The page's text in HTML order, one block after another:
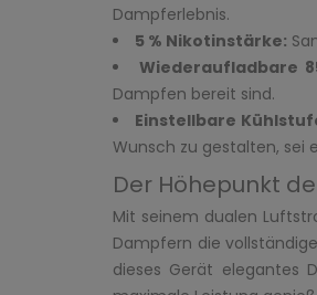
Dampferlebnis.
5 % Nikotinstärke:
Wiederaufladbare
Dampfen bereit sind.
Einstellbare
Wunsch zu gestalten, sei
Der Höhepunkt
Mit seinem dualen
Dampfern die
dieses Gerät elegantes